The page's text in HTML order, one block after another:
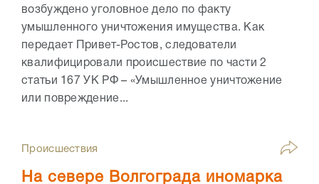
возбуждено уголовное дело по факту
умышленного уничтожения имущества. Как
передает Привет-Ростов, следователи
квалифицировали происшествие по части 2
статьи 167 УК РФ – «Умышленное уничтожение
или повреждение...
Происшествия
На севере Волгограда иномарка